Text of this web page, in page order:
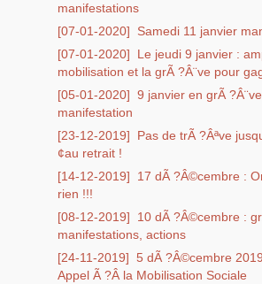
manifestations
[07-01-2020]
Samedi 11 janvier
[07-01-2020]
Le jeudi 9 janvier :
mobilisation et la grÃ ?Â¨ve pour
[05-01-2020] 9 janvier en grÃ
manifestation
[23-12-2019]
Pas de trÃ ?Âªve
¢au retrait !
[14-12-2019]
17 dÃ ?Â©cembre :
rien !!!
[08-12-2019]
10 dÃ ?Â©cembre :
manifestations, actions
[24-11-2019] 5 dÃ ?Â©cembre
Appel Ã ?Â la Mobilisation Sociale